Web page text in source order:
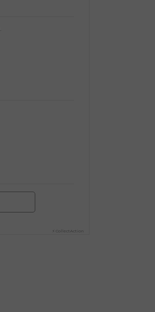
⚡ CollectAction